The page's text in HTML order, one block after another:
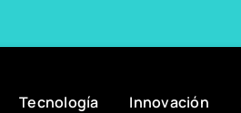
Tecnología Innovación